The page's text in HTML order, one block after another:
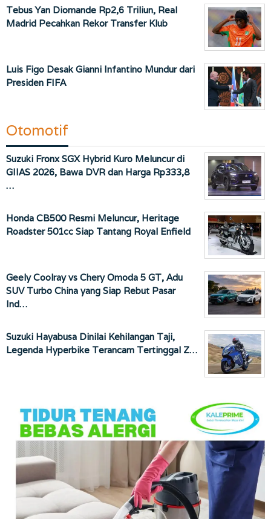
Tebus Yan Diomande Rp2,6 Triliun, Real
Madrid Pecahkan Rekor Transfer Klub
Luis Figo Desak Gianni Infantino Mundur dari
Presiden FIFA
Otomotif
Suzuki Fronx SGX Hybrid Kuro Meluncur di
GIIAS 2026, Bawa DVR dan Harga Rp333,8
…
Honda CB500 Resmi Meluncur, Heritage
Roadster 501cc Siap Tantang Royal Enfield
Geely Coolray vs Chery Omoda 5 GT, Adu
SUV Turbo China yang Siap Rebut Pasar
Ind…
Suzuki Hayabusa Dinilai Kehilangan Taji,
Legenda Hyperbike Terancam Tertinggal Z…